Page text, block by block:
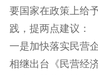
要国家在政策上给
践，提两点建议：
一是加快落实民营
相继出台《民营经